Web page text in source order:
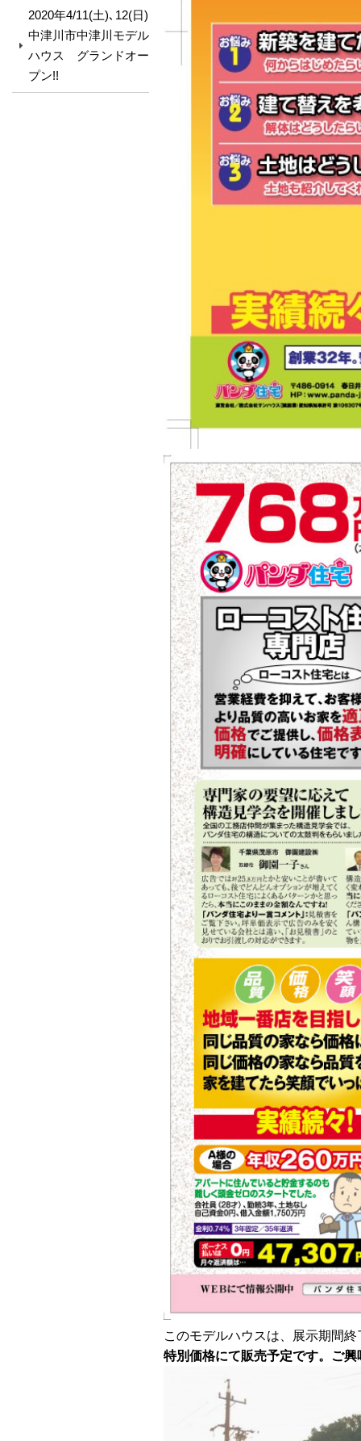
このモデルハウスは、展示期間終
特別価格にて販売予定です。 ご興
2020年4/11(土)､12(日)
中津川市中津川モデル
ハウス グランドオー
プン!!